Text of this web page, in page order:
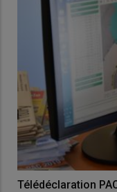
Télédéclaration